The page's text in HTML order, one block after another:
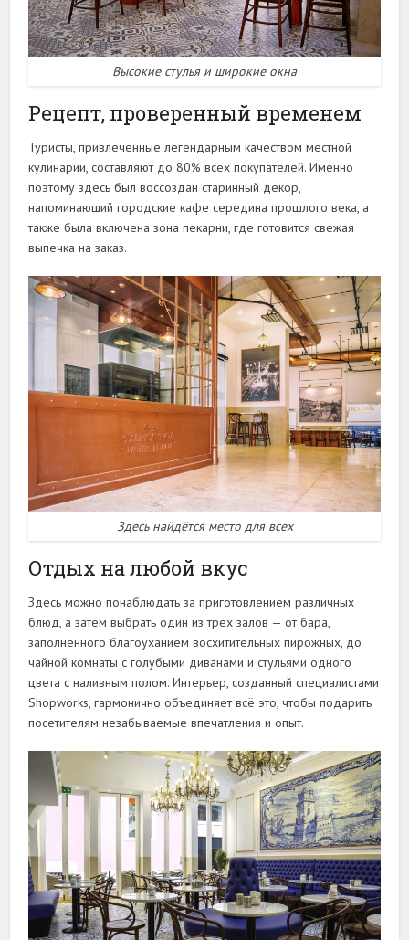
Высокие стулья и широкие окна
Рецепт, проверенный временем
Туристы, привлечённые легендарным качеством местной
кулинарии, составляют до 80% всех покупателей. Именно
поэтому здесь был воссоздан старинный декор,
напоминающий городские кафе середина прошлого века, а
также была включена зона пекарни, где готовится свежая
выпечка на заказ.
Здесь найдётся место для всех
Отдых на любой вкус
Здесь можно понаблюдать за приготовлением различных
блюд, а затем выбрать один из трёх залов — от бара,
заполненного благоуханием восхитительных пирожных, до
чайной комнаты с голубыми диванами и стульями одного
цвета с наливным полом. Интерьер, созданный специалистами
Shopworks, гармонично объединяет всё это, чтобы подарить
посетителям незабываемые впечатления и опыт.